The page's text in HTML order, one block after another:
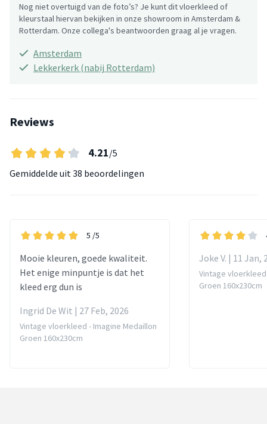
Nog niet overtuigd van de foto’s? Je kunt dit vloerkleed of
kleurstaal hiervan bekijken in onze showroom in Amsterdam &
Rotterdam. Onze collega's beantwoorden graag al je vragen.
Amsterdam
Lekkerkerk (nabij Rotterdam)
Reviews
4.21/5
Gemiddelde uit 38 beoordelingen
5 /5
Mooie kleuren, goede kwaliteit.
Het enige minpuntje is dat het
kleed erg dun is
Ingrid De Wit | 27 Feb, 2026
Vintage vloerkleed - Imagine Medaillon
Groen 160x230cm
Joke V. | 11 Jan,
Vintage
Groen 160x230cm